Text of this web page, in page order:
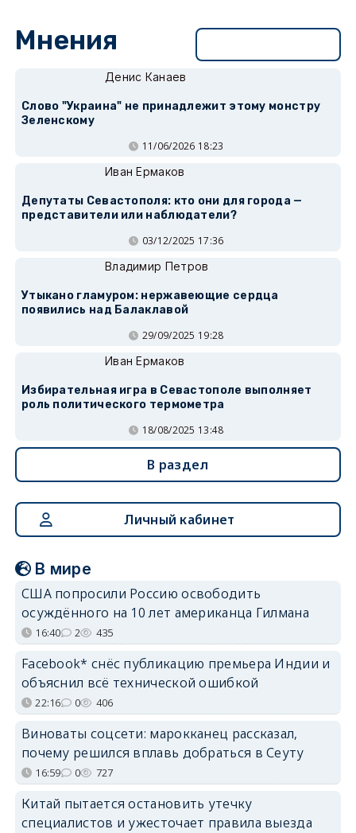
Мнения
Денис Канаев
Слово "Украина" не принадлежит этому монстру
Зеленскому
11/06/2026 18:23
Иван Ермаков
Депутаты Севастополя: кто они для города —
представители или наблюдатели?
03/12/2025 17:36
Владимир Петров
Утыкано гламуром: нержавеющие сердца
появились над Балаклавой
29/09/2025 19:28
Иван Ермаков
Избирательная игра в Севастополе выполняет
роль политического термометра
18/08/2025 13:48
В раздел
Личный кабинет
В мире
США попросили Россию освободить
осуждённого на 10 лет американца Гилмана
16:40 2 435
Facebook* снёс публикацию премьера Индии и
объяснил всё технической ошибкой
22:16 0 406
Виноваты соцсети: марокканец рассказал,
почему решился вплавь добраться в Сеуту
16:59 0 727
Китай пытается остановить утечку
специалистов и ужесточает правила выезда